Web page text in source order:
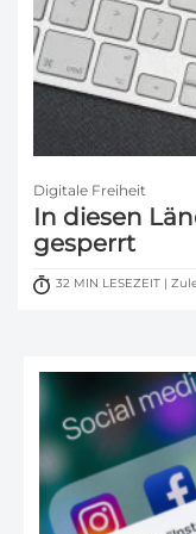
Digitale Freiheit
In diesen
gesperrt
32 MIN LESEZEIT |